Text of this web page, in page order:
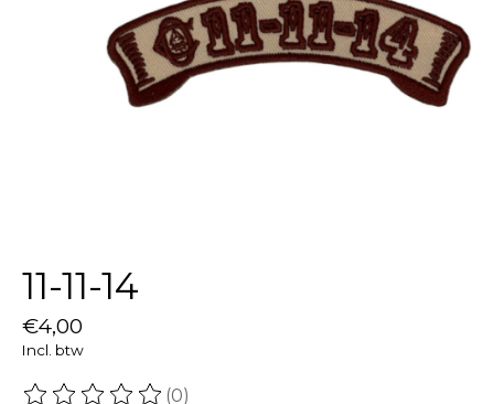
11-11-14
€4,00
Incl. btw
(0)